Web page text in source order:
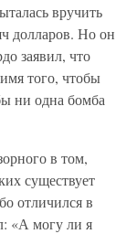
вручить
долларов. Но он
заявил, что
того, чтобы
ни одна бомба
в том,
существует
отличился в
«А могу ли я